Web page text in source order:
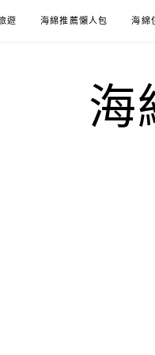
遊 海綿推薦懶人包 海綿
海